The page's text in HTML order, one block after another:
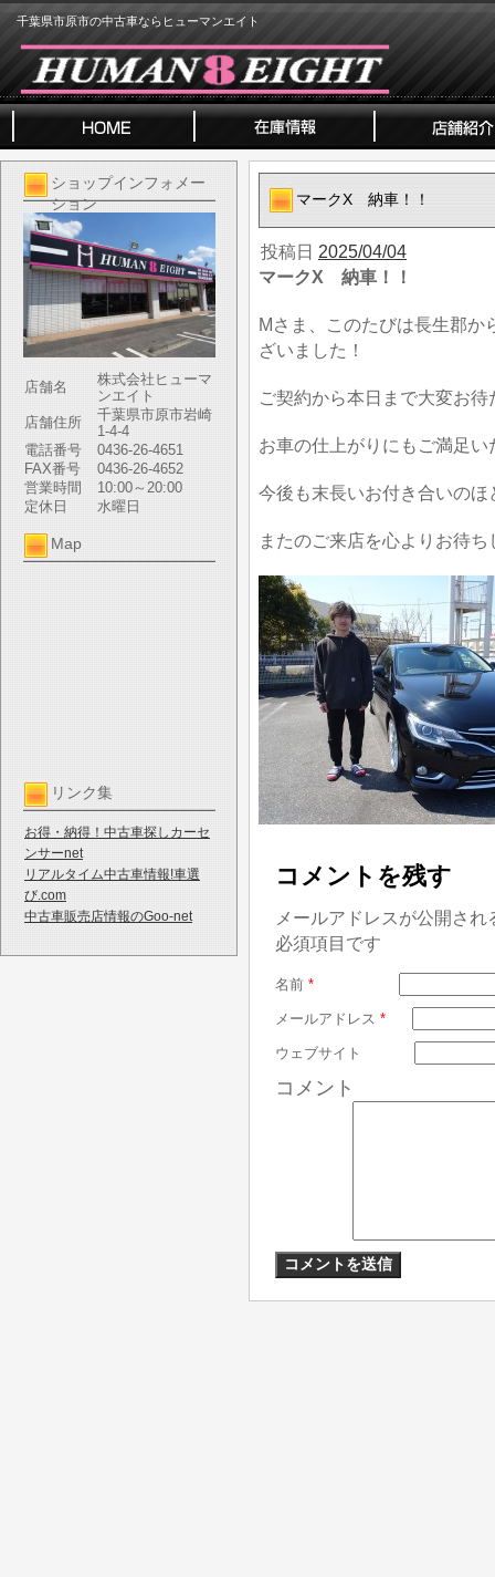
千葉県市原市の中古車ならヒューマンエイト
ショップインフォメー
ション
店舗名
株式会社ヒューマ
ンエイト
店舗住所
千葉県市原市岩崎
1-4-4
電話番号
0436-26-4651
FAX番号
0436-26-4652
営業時間
10:00～20:00
定休日
水曜日
Map
リンク集
お得・納得！中古車探しカーセ
ンサーnet
リアルタイム中古車情報!車選
び.com
中古車販売店情報のGoo-net
マークX 納車！！
投稿日 2025/04/04
マークX 納車！！
Mさま、このたびは長生郡か
ざいました！
ご契約から本日まで大変お
お車の仕上がりにもご満足
今後も末長いお付き合いの
またのご来店を心よりお待
コメントを残す
メールアドレスが公開さ
必須項目です
名前 *
メールアドレス *
ウェブサイト
コメント